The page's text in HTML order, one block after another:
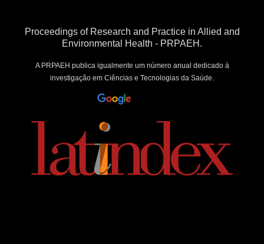
Proceedings of Research and Practice in Allied and
Environmental Health - PRPAEH.
A PRPAEH publica igualmente um número anual dedicado à
investigação em Ciências e Tecnologias da Saúde.